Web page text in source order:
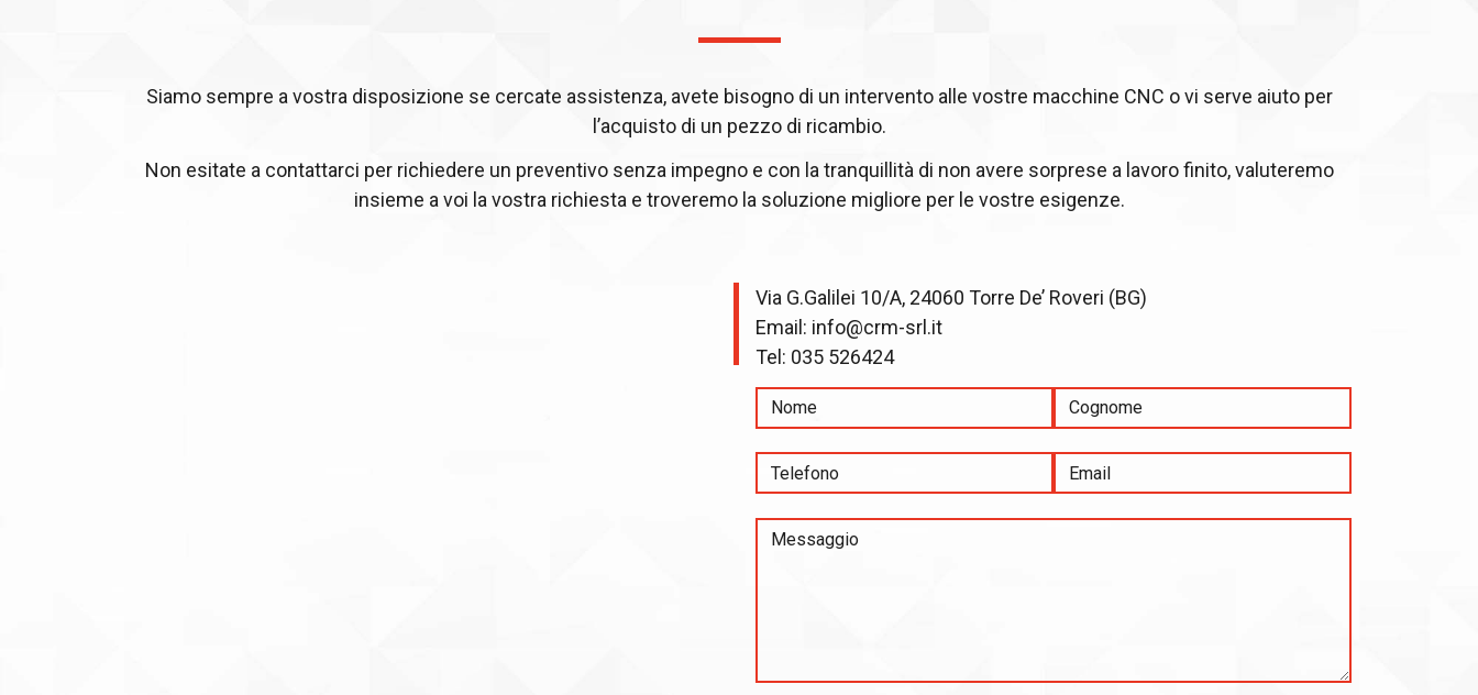
Siamo sempre a vostra disposizione se cercate assistenza, avete bisogno di un intervento alle vostre macchine CNC o vi serve aiuto per
l’acquisto di un pezzo di ricambio.
Non esitate a contattarci per richiedere un preventivo senza impegno e con la tranquillità di non avere sorprese a lavoro finito, valuteremo
insieme a voi la vostra richiesta e troveremo la soluzione migliore per le vostre esigenze.
Via G.Galilei 10/A, 24060 Torre De’ Roveri (BG)
Email: info@crm-srl.it
Tel: 035 526424